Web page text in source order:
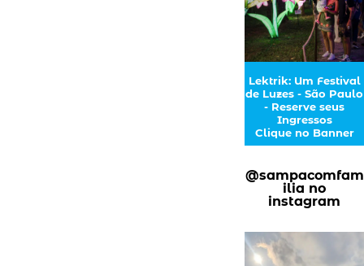
Lektrik: Um Festival
de Luzes - São Paulo
- Reserve seus
Ingressos
Clique no Banner
@sampacomfam
ilia no
instagram